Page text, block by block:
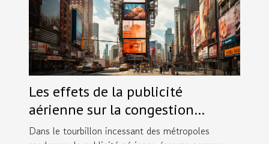
Les effets de la publicité
aérienne sur la congestion
visuelle dans les villes
Dans le tourbillon incessant des métropoles